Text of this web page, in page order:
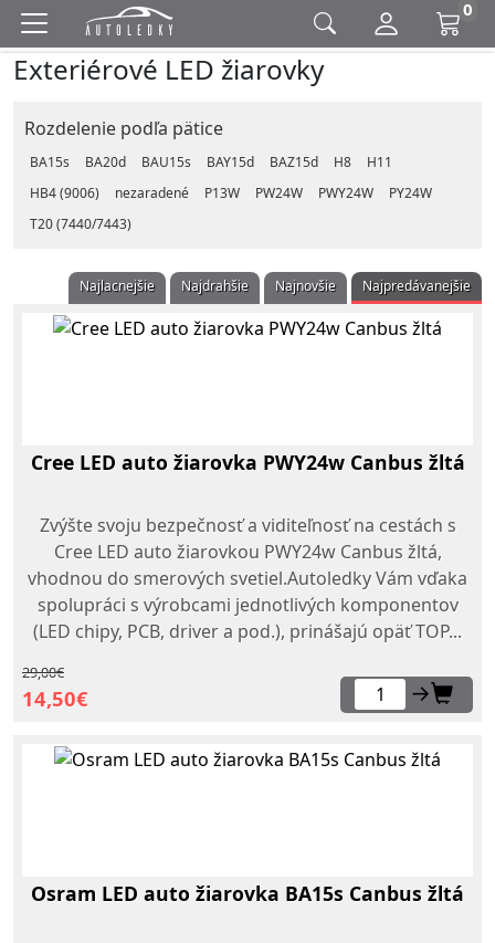
0
Exteriérové LED žiarovky
Rozdelenie podľa pätice
BA15s BA20d BAU15s BAY15d BAZ15d H8
H11
HB4 (9006)
nezaradené P13W PW24W PWY24W
PY24W
T20 (7440/7443)
Najlacnejšie Najdrahšie Najnovšie Najpredávanejšie
Cree LED auto žiarovka PWY24w Canbus žltá
Zvýšte svoju bezpečnosť a viditeľnosť na cestách s
Cree LED auto žiarovkou PWY24w Canbus žltá,
vhodnou do smerových svetiel.Autoledky Vám vďaka
spolupráci s výrobcami jednotlivých komponentov
(LED chipy, PCB, driver a pod.), prinášajú opäť TOP...
29,00€
14,50€ →
Osram LED auto žiarovka BA15s Canbus žltá